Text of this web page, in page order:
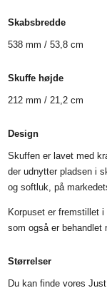
Skabsbredde
538 mm / 53,8 cm
Skuffe højde
212 mm / 21,2 cm
Design
Skuffen er lavet med
der udnytter pladsen i
og softluk, på
Korpuset er fremstillet
som også er behandlet
Størrelser
Du kan finde vores